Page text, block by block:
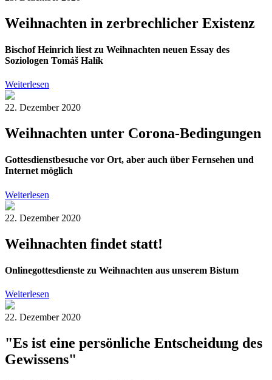
Weihnachten in zerbrechlicher Existenz
Bischof Heinrich liest zu Weihnachten neuen Essay des
Soziologen Tomáš Halík
Weiterlesen
22. Dezember 2020
Weihnachten unter Corona-Bedingungen
Gottesdienstbesuche vor Ort, aber auch über Fernsehen und
Internet möglich
Weiterlesen
22. Dezember 2020
Weihnachten findet statt!
Onlinegottesdienste zu Weihnachten aus unserem Bistum
Weiterlesen
22. Dezember 2020
"Es ist eine persönliche Entscheidung des
Gewissens"